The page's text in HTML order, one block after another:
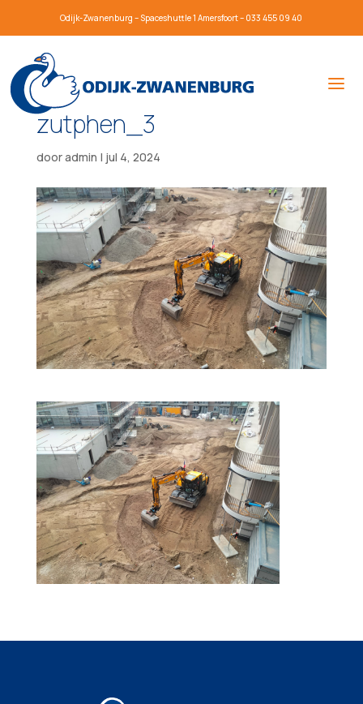
Odijk-Zwanenburg – Spaceshuttle 1 Amersfoort – 033 455 09 40
zutphen_3
dooradmin | jul 4, 2024